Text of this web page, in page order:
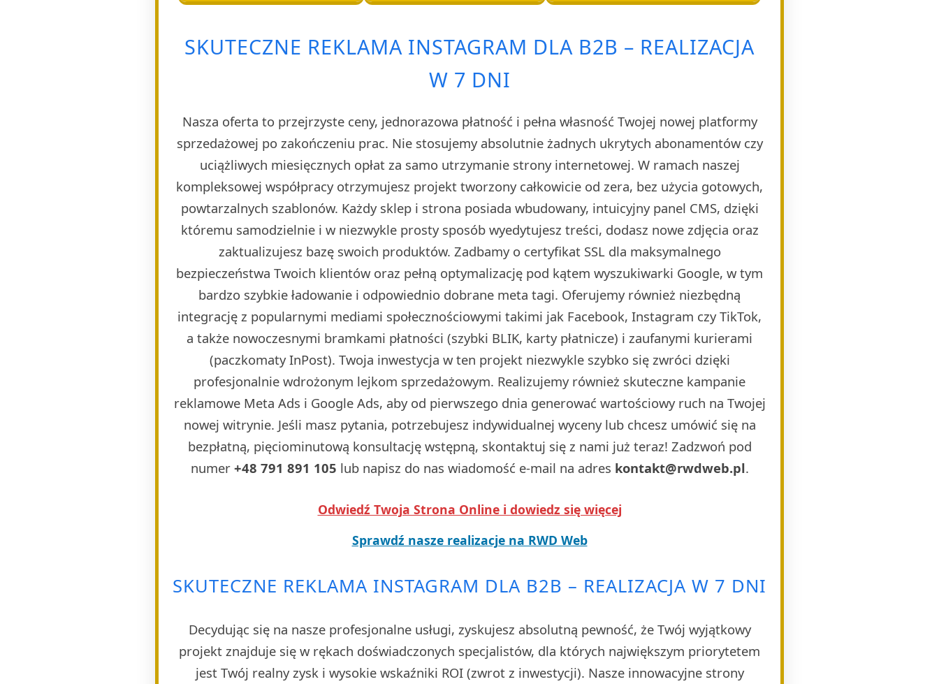
SKUTECZNE REKLAMA INSTAGRAM DLA B2B – REALIZACJA
W 7 DNI
Nasza oferta to przejrzyste ceny, jednorazowa płatność i pełna własność Twojej nowej platformy
sprzedażowej po zakończeniu prac. Nie stosujemy absolutnie żadnych ukrytych abonamentów czy
uciążliwych miesięcznych opłat za samo utrzymanie strony internetowej. W ramach naszej
kompleksowej współpracy otrzymujesz projekt tworzony całkowicie od zera, bez użycia gotowych,
powtarzalnych szablonów. Każdy sklep i strona posiada wbudowany, intuicyjny panel CMS, dzięki
któremu samodzielnie i w niezwykle prosty sposób wyedytujesz treści, dodasz nowe zdjęcia oraz
zaktualizujesz bazę swoich produktów. Zadbamy o certyfikat SSL dla maksymalnego
bezpieczeństwa Twoich klientów oraz pełną optymalizację pod kątem wyszukiwarki Google, w tym
bardzo szybkie ładowanie i odpowiednio dobrane meta tagi. Oferujemy również niezbędną
integrację z popularnymi mediami społecznościowymi takimi jak Facebook, Instagram czy TikTok,
a także nowoczesnymi bramkami płatności (szybki BLIK, karty płatnicze) i zaufanymi kurierami
(paczkomaty InPost). Twoja inwestycja w ten projekt niezwykle szybko się zwróci dzięki
profesjonalnie wdrożonym lejkom sprzedażowym. Realizujemy również skuteczne kampanie
reklamowe Meta Ads i Google Ads, aby od pierwszego dnia generować wartościowy ruch na Twojej
nowej witrynie. Jeśli masz pytania, potrzebujesz indywidualnej wyceny lub chcesz umówić się na
bezpłatną, pięciominutową konsultację wstępną, skontaktuj się z nami już teraz! Zadzwoń pod
numer +48 791 891 105 lub napisz do nas wiadomość e-mail na adres kontakt@rwdweb.pl.
Odwiedź Twoja Strona Online i dowiedz się więcej
Sprawdź nasze realizacje na RWD Web
SKUTECZNE REKLAMA INSTAGRAM DLA B2B – REALIZACJA W 7 DNI
Decydując się na nasze profesjonalne usługi, zyskujesz absolutną pewność, że Twój wyjątkowy
projekt znajduje się w rękach doświadczonych specjalistów, dla których największym priorytetem
jest Twój realny zysk i wysokie wskaźniki ROI (zwrot z inwestycji). Nasze innowacyjne strony